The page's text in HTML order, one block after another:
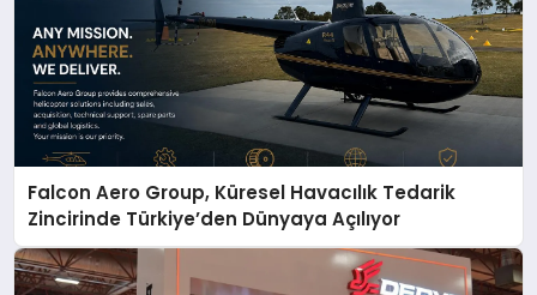
Falcon Aero Group, Küresel Havacılık Tedarik
Zincirinde Türkiye’den Dünyaya Açılıyor